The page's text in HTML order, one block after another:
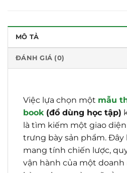
MÔ TẢ
ĐÁNH GIÁ (0)
Việc lựa chọn một mẫu
book(đồ dùng học tập)
là tìm kiếm một giao
trưng bày sản phẩm.
mang tính chiến lược,
vận hành của một